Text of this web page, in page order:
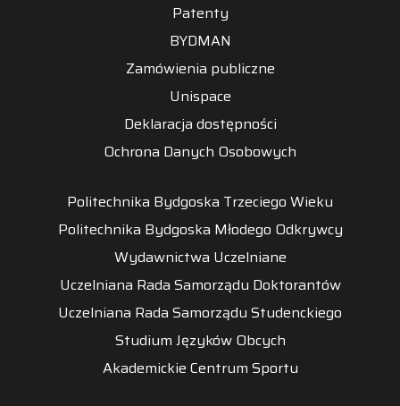
Patenty
BYDMAN
Zamówienia publiczne
Unispace
Deklaracja dostępności
Ochrona Danych Osobowych
Politechnika Bydgoska Trzeciego Wieku
Politechnika Bydgoska Młodego Odkrywcy
Wydawnictwa Uczelniane
Uczelniana Rada Samorządu Doktorantów
Uczelniana Rada Samorządu Studenckiego
Studium Języków Obcych
Akademickie Centrum Sportu